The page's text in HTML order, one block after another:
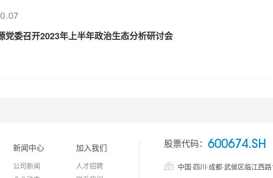
党委召开2023年上半年政治生态分析研讨会
新闻中心
公司新闻
加入我们
人才招聘
股票代码： 600674.SH
 中国·四川·成都·武侯区临江西